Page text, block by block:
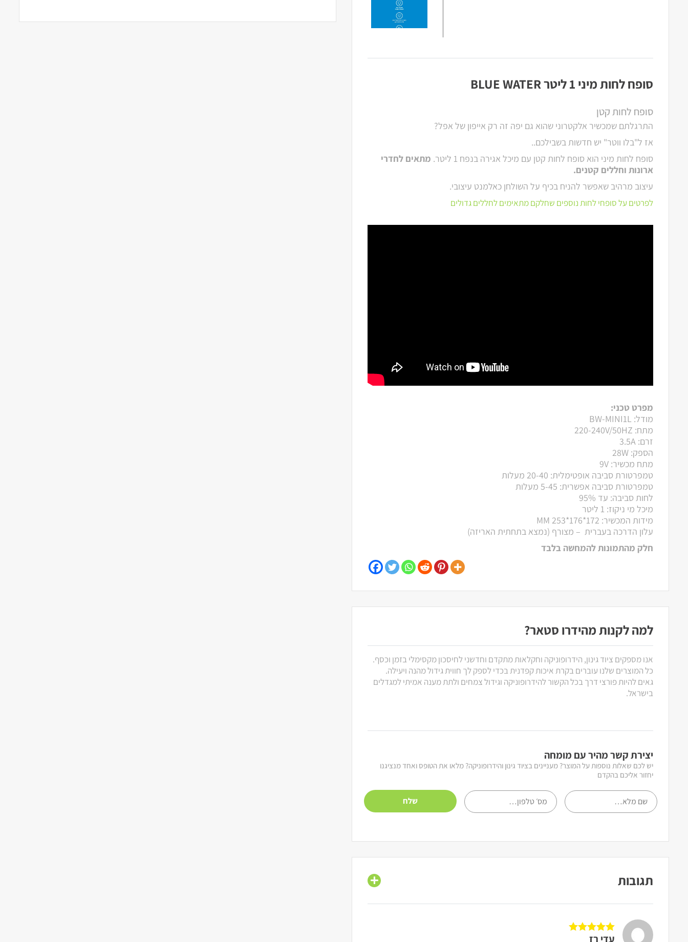
סופח לחות מיני 1 ליטר BLUE WATER
סופח לחות קטן
התרגלתם שמכשיר אלקטרוני שהוא גם יפה זה רק אייפון של אפל?
אז ל"בלו ווטר" יש חדשות בשבילכם..
סופח לחות מיני הוא סופח לחות קטן עם מיכל אגירה בנפח 1 ליטר.
מתאים לחדרי
ארונות וחללים קטנים.
עיצוב מרהיב שאפשר להניח בכיף על השולחן כאלמנט עיצובי.
לפרטים על סופחי לחות נוספים שחלקם מתאימים לחללים גדולים
מפרט טכני:
מודל: BW-MINI1L
מתח: 220-240V/50HZ
זרם: 3.5A
הספק: 28W
מתח מכשיר: 9V
טמפרטורת סביבה אופטימלית: 20-40 מעלות
טמפרטורת סביבה אפשרית: 5-45 מעלות
לחות סביבה: עד 95%
מיכל מי ניקוז: 1 ליטר
מידות המכשיר: 172*176*253 MM
עלון הדרכה בעברית – מצורף (נמצא בתחתית האריזה)
חלק מהתמונות להמחשה בלבד
למה לקנות מהידרו סטאר?
אנו מספקים ציוד גינון, הידרופוניקה וחקלאות מתקדם וחדשני לחיסכון מקסימלי בזמן וכסף.
כל המוצרים שלנו עוברים בקרת איכות קפדנית בכדי לספק לך חווית גידול מהנה ויעילה.
גאים להיות פורצי דרך בכל הקשור להידרופוניקה וגידול צמחים ולתת מענה אמיתי למגדלים
בישראל.
יצירת קשר מהיר עם מומחה
יש לכם שאלות נוספות על המוצר? מעניינים בציוד גינון והידרופוניקה? מלאו את הטופס ואחד מנציגנו
יחזור אליכם בהקדם
תגובות
דורג 5מתוך 5עדי רז